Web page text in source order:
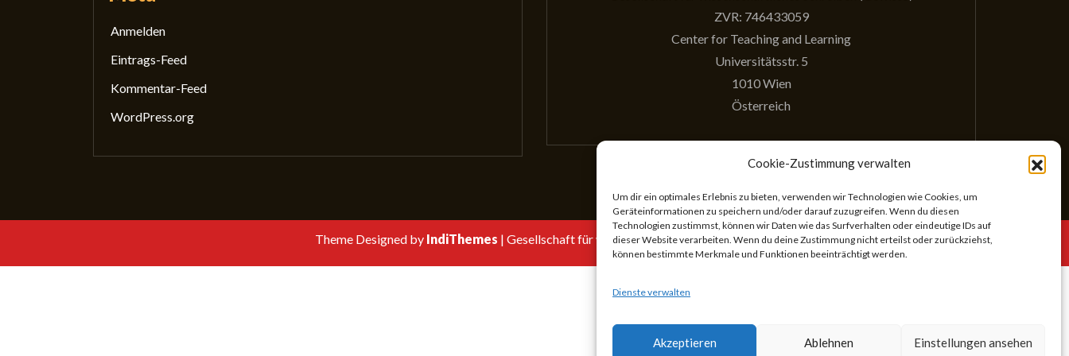
Cookie-Zustimmung verwalten
Um dir ein optimales Erlebnis zu bieten, verwenden wir Technologien wie Cookies, um
Geräteinformationen zu speichern und/oder darauf zuzugreifen. Wenn du diesen
Technologien zustimmst, können wir Daten wie das Surfverhalten oder eindeutige IDs auf
dieser Website verarbeiten. Wenn du deine Zustimmung nicht erteilst oder zurückziehst,
können bestimmte Merkmale und Funktionen beeinträchtigt werden.
Dienste verwalten
Akzeptieren Ablehnen Einstellungen ansehen
Anmelden
Eintrags-Feed
Kommentar-Feed
WordPress.org
ZVR: 746433059
Center for Teaching and Learning
Universitätsstr. 5
1010 Wien
Österreich
Theme Designed by IndiThemes | Gesellschaft für wissenschaftliches Schreiben